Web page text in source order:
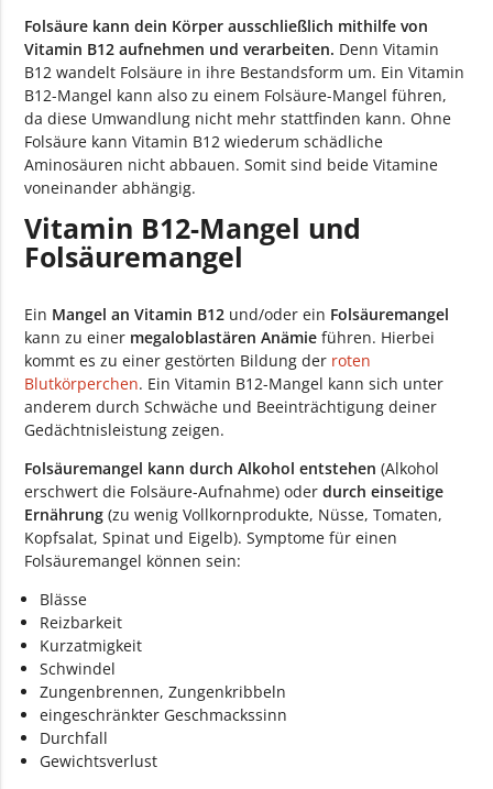
Folsäure kann dein Körper ausschließlich mithilfe von
Vitamin B12 aufnehmen und verarbeiten. Denn Vitamin
B12 wandelt Folsäure in ihre Bestandsform um. Ein Vitamin
B12-Mangel kann also zu einem Folsäure-Mangel führen,
da diese Umwandlung nicht mehr stattfinden kann. Ohne
Folsäure kann Vitamin B12 wiederum schädliche
Aminosäuren nicht abbauen. Somit sind beide Vitamine
voneinander abhängig.
Vitamin B12-Mangel und
Folsäuremangel
Ein Mangel an Vitamin B12 und/oder ein Folsäuremangel
kann zu einer megaloblastären Anämie führen. Hierbei
kommt es zu einer gestörten Bildung der roten
Blutkörperchen. Ein Vitamin B12-Mangel kann sich unter
anderem durch Schwäche und Beeinträchtigung deiner
Gedächtnisleistung zeigen.
Folsäuremangel kann durch Alkohol entstehen (Alkohol
erschwert die Folsäure-Aufnahme) oderdurch einseitige
Ernährung (zu wenig Vollkornprodukte, Nüsse, Tomaten,
Kopfsalat, Spinat und Eigelb). Symptome für einen
Folsäuremangel können sein:
Blässe
Reizbarkeit
Kurzatmigkeit
Schwindel
Zungenbrennen, Zungenkribbeln
eingeschränkter Geschmackssinn
Durchfall
Gewichtsverlust